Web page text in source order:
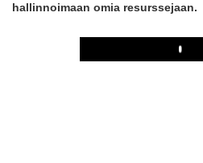
hallinnoimaan omia resurssejaan.
Play